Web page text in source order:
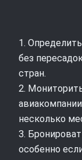
1.
без
стран.
2.
несколько
3.
особенно